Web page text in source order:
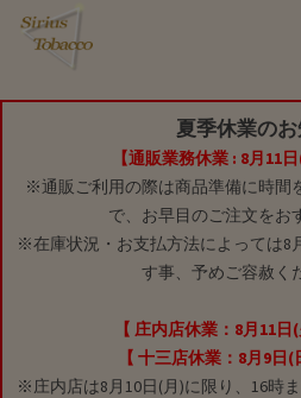
夏季休業の
【通販業務休業 : 8月11
※通販ご利用の際は商品準備に時間
で、お早目のご注文をお
※在庫状況・お支払方法によっては8
す事、予めご容赦く
【 庄内店休業：8月11日
【 十三店休業：8月9日(
※庄内店は8月10日(月)に限り、16時